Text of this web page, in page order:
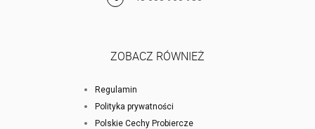
ZOBACZ RÓWNIEŻ
Regulamin
Polityka prywatności
Polskie Cechy Probiercze